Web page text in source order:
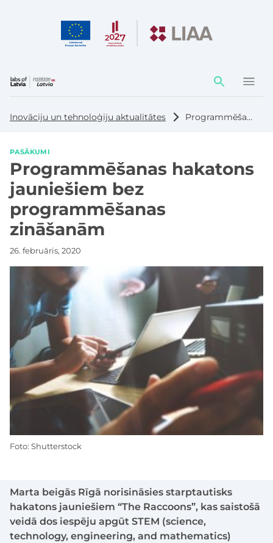
Darbības
elementi
Inovāciju un tehnoloģiju aktualitātes Programmēšanas hakatons jauniešiem bez programmēšanas zināšanām
PASĀKUMI
Programmēšanas hakatons
jauniešiem bez
programmēšanas
zināšanām
26. februāris, 2020
Marta beigās Rīgā norisināsies starptautisks
hakatons jauniešiem “The Raccoons”, kas saistošā
veidā dos iespēju apgūt STEM (science,
technology, engineering, and mathematics)
Foto: Shutterstock